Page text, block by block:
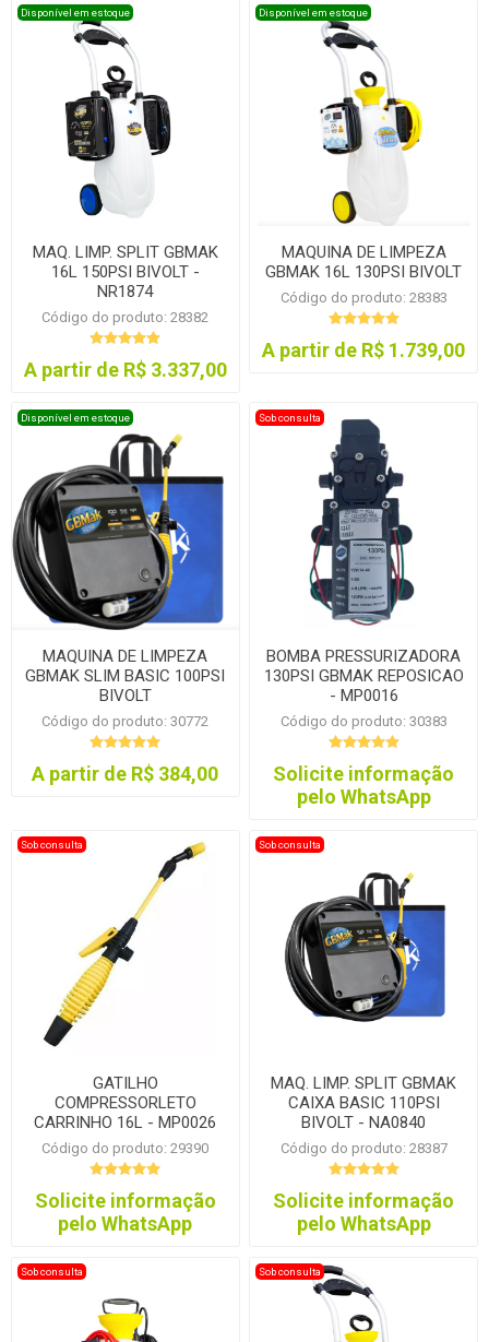
Disponível em estoque
MAQ. LIMP. SPLIT GBMAK
16L 150PSI BIVOLT -
NR1874
Código do produto: 28382
A partir de R$ 3.337,00
Disponível em estoque
MAQUINA DE LIMPEZA
GBMAK 16L 130PSI BIVOLT
Código do produto: 28383
A partir de R$ 1.739,00
Disponível em estoque
MAQUINA DE LIMPEZA
GBMAK SLIM BASIC 100PSI
BIVOLT
Código do produto: 30772
A partir de R$ 384,00
Sob consulta
BOMBA PRESSURIZADORA
130PSI GBMAK REPOSICAO
- MP0016
Código do produto: 30383
Solicite informação
pelo WhatsApp
Sob consulta
GATILHO
COMPRESSORLETO
CARRINHO 16L - MP0026
Código do produto: 29390
Solicite informação
pelo WhatsApp
Sob consulta
MAQ. LIMP. SPLIT GBMAK
CAIXA BASIC 110PSI
BIVOLT - NA0840
Código do produto: 28387
Solicite informação
pelo WhatsApp
Sob consulta Sob consulta